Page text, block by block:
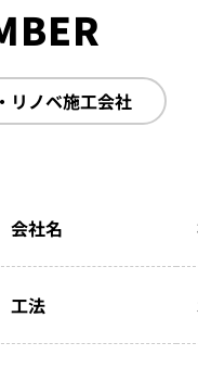
リノベ施工会社
会社名
工法